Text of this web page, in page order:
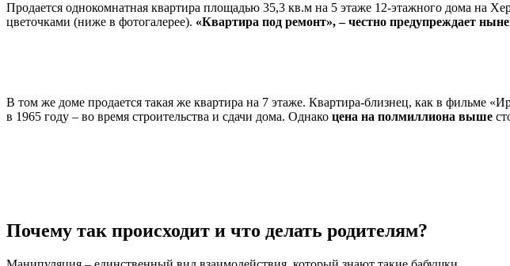
Продается однокомнатная квартира площадью 35,3 кв.м на 5 этаже 12-этажного дома на
цветочками (ниже в фотогалерее). «Квартира под ремонт», – честно предупреждает
В том же доме продается такая же квартира на 7 этаже. Квартира-близнец, как в фильме
в 1965 году – во время строительства и сдачи дома. Однако цена на полмиллиона выше
Почему так происходит и что делать родителям?